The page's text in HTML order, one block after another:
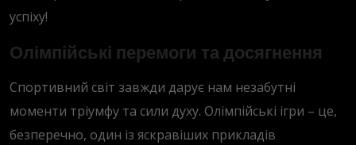
успіху!
Олімпійські перемоги та досягнення
Спортивний світ завжди дарує нам незабутні
моменти тріумфу та сили духу. Олімпійські ігри – це,
безперечно, один із яскравіших прикладів